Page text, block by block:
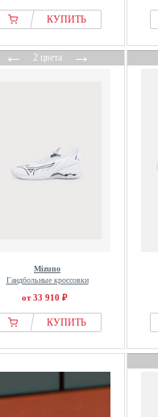
КУПИТЬ
←2 цвета→
Mizuno
Гандбольные кроссовки
от 33 910 ₽
КУПИТЬ